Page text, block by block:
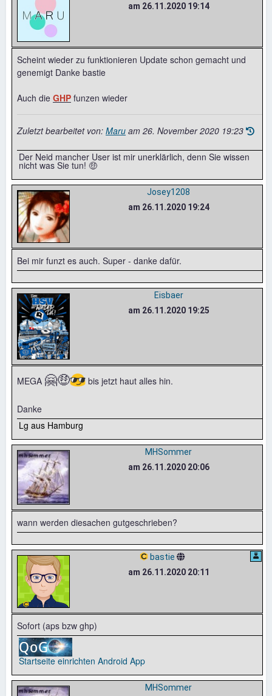
am 26.11.2020 19:14
Scheint wieder zu funktionieren Update schon gemacht und
genemigt Danke bastie
Auch die GHP funzen wieder
Zuletzt bearbeitet von: Maru am 26. November 2020 19:23
Der Neid mancher User ist mir unerklärlich, denn Sie wissen
nicht was Sie tun! 🤑
Josey1208
am 26.11.2020 19:24
Bei mir funzt es auch. Super - danke dafür.
Eisbaer
am 26.11.2020 19:25
MEGA 🤗🤑😎 bis jetzt haut alles hin.
Danke
Lg aus Hamburg
MHSommer
am 26.11.2020 20:06
wann werden diesachen gutgeschrieben?
bastie
am 26.11.2020 20:11
Sofort (aps bzw ghp)
Startseite einrichten Android App
MHSommer